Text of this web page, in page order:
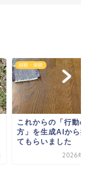
経験・体験
これからの「行動の
方」を生成AIから提
てもらいました
2026年2